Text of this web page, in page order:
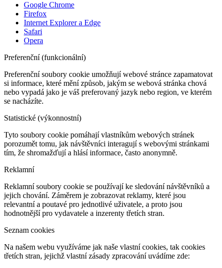
Google Chrome
Firefox
Internet Explorer a Edge
Safari
Opera
Preferenční (funkcionální)
Preferenční soubory cookie umožňují webové stránce zapamatovat
si informace, které mění způsob, jakým se webová stránka chová
nebo vypadá jako je váš preferovaný jazyk nebo region, ve kterém
se nacházíte.
Statistické (výkonnostní)
Tyto soubory cookie pomáhají vlastníkům webových stránek
porozumět tomu, jak návštěvníci interagují s webovými stránkami
tím, že shromažďují a hlásí informace, často anonymně.
Reklamní
Reklamní soubory cookie se používají ke sledování návštěvníků a
jejich chování. Záměrem je zobrazovat reklamy, které jsou
relevantní a poutavé pro jednotlivé uživatele, a proto jsou
hodnotnější pro vydavatele a inzerenty třetích stran.
Seznam cookies
Na našem webu využíváme jak naše vlastní cookies, tak cookies
třetích stran, jejichž vlastní zásady zpracování uvádíme zde: